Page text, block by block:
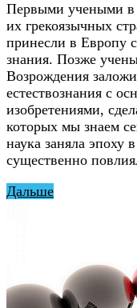
Первыми учеными в
их грекоязычных
принесли в Европу
знания. Позже
Возрождения
естествознания с
изобретениями,
которых мы знаем
наука заняла эпоху
существенно
Дальше